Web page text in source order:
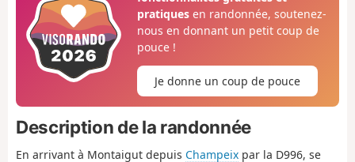
pratiquesen randonnée, soutenez-
nous en donnant un petit coup de
pouce !
Je donne un coup de pouce
Description de la randonnée
En arrivant à Montaigut depuis Champeix par la D996, se